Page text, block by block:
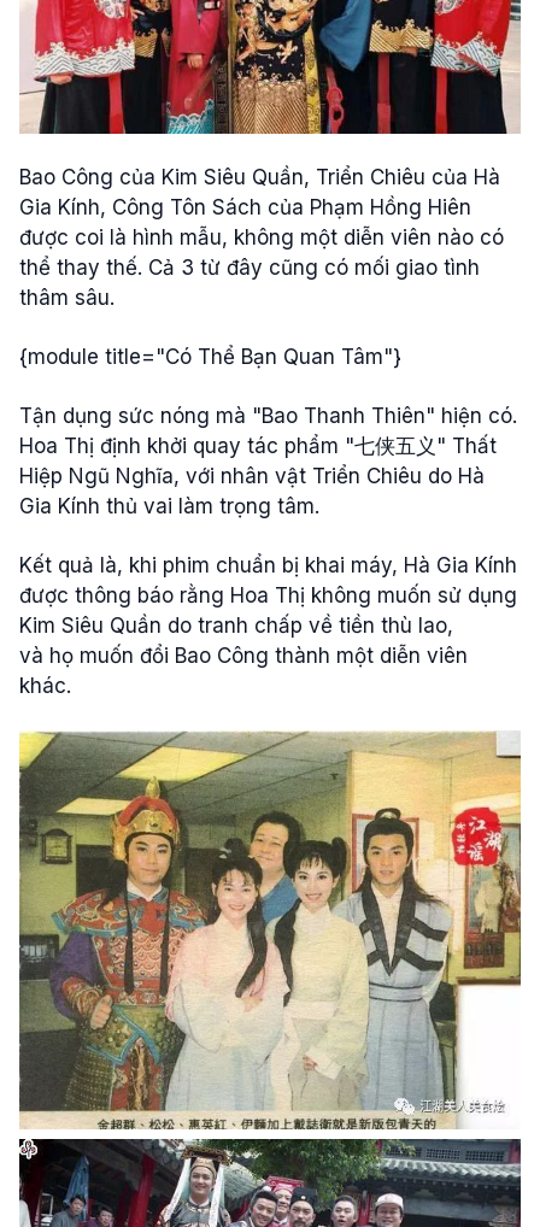
Bao Công của Kim Siêu Quần, Triển Chiêu của Hà
Gia Kính, Công Tôn Sách của Phạm Hồng Hiên
được coi là hình mẫu, không một diễn viên nào có
thể thay thế. Cả 3 từ đây cũng có mối giao tình
thâm sâu.
{module title="Có Thể Bạn Quan Tâm"}
Tận dụng sức nóng mà "Bao Thanh Thiên" hiện có.
Hoa Thị định khởi quay tác phẩm "七侠五义" Thất
Hiệp Ngũ Nghĩa, với nhân vật Triển Chiêu do Hà
Gia Kính thủ vai làm trọng tâm.
Kết quả là, khi phim chuẩn bị khai máy, Hà Gia Kính
được thông báo rằng Hoa Thị không muốn sử dụng
Kim Siêu Quần do tranh chấp về tiền thù lao,
và họ muốn đổi Bao Công thành một diễn viên
khác.